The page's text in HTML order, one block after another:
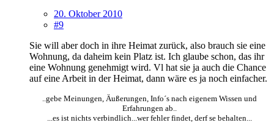
20. Oktober 2010
#9
Sie will aber doch in ihre Heimat zurück, also brauch sie eine
Wohnung, da daheim kein Platz ist. Ich glaube schon, das ihr
eine Wohnung genehmigt wird. Vl hat sie ja auch die Chance
auf eine Arbeit in der Heimat, dann wäre es ja noch einfacher.
..gebe Meinungen, Äußerungen, Info´s nach eigenem Wissen und
Erfahrungen ab..
...es ist nichts verbindlich...wer fehler findet, derf se behalten...